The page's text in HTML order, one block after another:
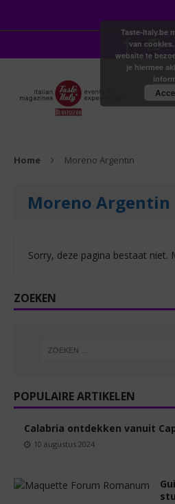
Home Moreno Argentin
Moreno Argentin
Sorry, deze pagina bestaat niet.
ZOEKEN
POPULAIRE ARTIKELEN
Calabria ontdekken vanuit
10 augustus 2024
Taste-Italy.be
van
website te
je hiermee